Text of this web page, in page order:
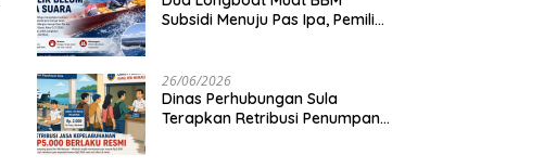
Subsidi Menuju Pas Ipa, Pemilik
26/06/2026
Dinas Perhubungan Sula
Terapkan Retribusi Penumpang